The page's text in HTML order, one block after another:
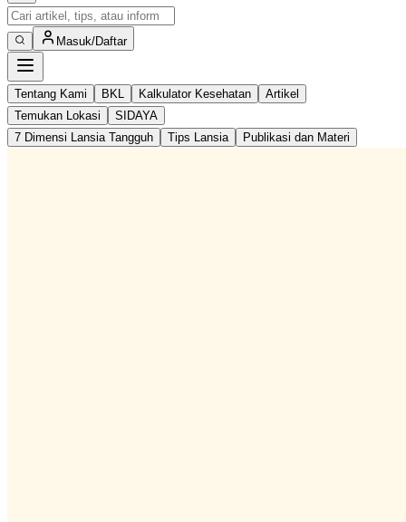
Masuk/Daftar
Tentang Kami BKL Kalkulator Kesehatan
Artikel
Temukan Lokasi
SIDAYA
7 Dimensi Lansia Tangguh
Tips Lansia Publikasi dan Materi